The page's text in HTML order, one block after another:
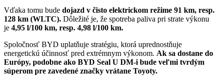
Vďaka tomu bude dojazd v čisto elektrickom režime 91 km, resp.
128 km (WLTC). Dôležité je, že spotreba paliva pri strate výkonu
je 4,95 l/100 km, resp. 4,98 l/100 km.
Spoločnosť BYD uplatňuje stratégiu, ktorá uprednostňuje
energetickú účinnosť pred extrémnym výkonom. Ak sa dostane do
Európy, podobne ako BYD Seal U DM-i bude veľmi tvrdým
súperom pre zavedené značky vrátane Toyoty.